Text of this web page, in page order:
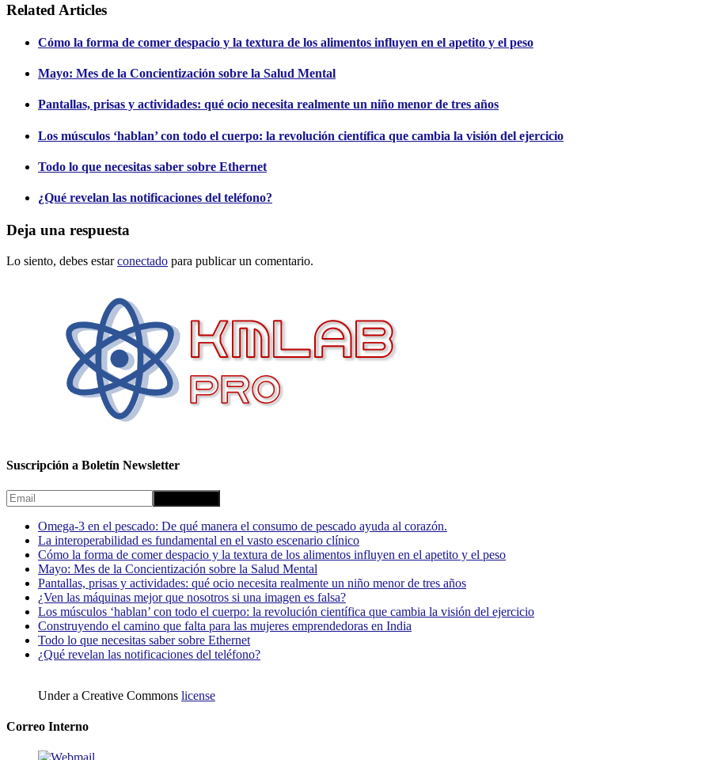
Related Articles
Cómo la forma de comer despacio y la textura de los alimentos influyen en el apetito y el peso
Mayo: Mes de la Concientización sobre la Salud Mental
Pantallas, prisas y actividades: qué ocio necesita realmente un niño menor de tres años
Los músculos ‘hablan’ con todo el cuerpo: la revolución científica que cambia la visión del ejercicio
Todo lo que necesitas saber sobre Ethernet
¿Qué revelan las notificaciones del teléfono?
Deja una respuesta
Lo siento, debes estarconectado para publicar un comentario.
Suscripción a Boletín Newsletter
Omega-3 en el pescado: De qué manera el consumo de pescado ayuda al corazón.
La interoperabilidad es fundamental en el vasto escenario clínico
Cómo la forma de comer despacio y la textura de los alimentos influyen en el apetito y el peso
Mayo: Mes de la Concientización sobre la Salud Mental
Pantallas, prisas y actividades: qué ocio necesita realmente un niño menor de tres años
¿Ven las máquinas mejor que nosotros si una imagen es falsa?
Los músculos ‘hablan’ con todo el cuerpo: la revolución científica que cambia la visión del ejercicio
Construyendo el camino que falta para las mujeres emprendedoras en India
Todo lo que necesitas saber sobre Ethernet
¿Qué revelan las notificaciones del teléfono?
Under a Creative Commons license
Correo Interno